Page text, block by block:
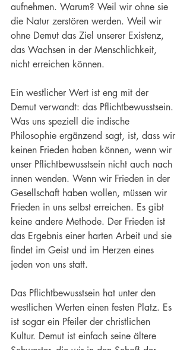
aufnehmen. Warum? Weil wir ohne sie
die Natur zerstören werden. Weil wir
ohne Demut das Ziel unserer Existenz,
das Wachsen in der Menschlichkeit,
nicht erreichen können.
Ein westlicher Wert ist eng mit der
Demut verwandt: das Pflichtbewusstsein.
Was uns speziell die indische
Philosophie ergänzend sagt, ist, dass wir
keinen Frieden haben können, wenn wir
unser Pflichtbewusstsein nicht auch nach
innen wenden. Wenn wir Frieden in der
Gesellschaft haben wollen, müssen wir
Frieden in uns selbst erreichen. Es gibt
keine andere Methode. Der Frieden ist
das Ergebnis einer harten Arbeit und sie
findet im Geist und im Herzen eines
jeden von uns statt.
Das Pflichtbewusstsein hat unter den
westlichen Werten einen festen Platz. Es
ist sogar ein Pfeiler der christlichen
Kultur. Demut ist einfach seine ältere